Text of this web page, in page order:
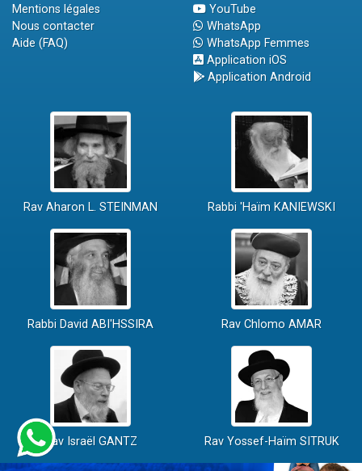
Mentions légales
Nous contacter
Aide (FAQ)
YouTube
WhatsApp
WhatsApp Femmes
Application iOS
Application Android
Rav Aharon L. STEINMAN Rabbi 'Haïm KANIEWSKI
Rabbi David ABI'HSSIRA Rav Chlomo AMAR
Rav Israël GANTZ Rav Yossef-Haïm SITRUK